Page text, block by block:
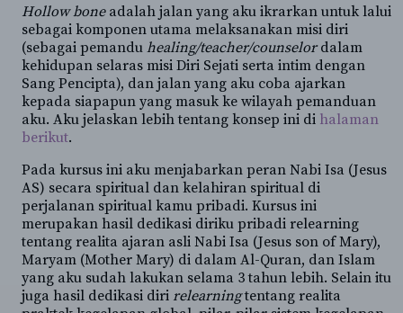
Hollow boneadalah jalan yang aku ikrarkan untuk lalui
sebagai komponen utama melaksanakan misi diri
(sebagai pemanduhealing/teacher/counselordalam
kehidupan selaras misi Diri Sejati serta intim dengan
Sang Pencipta), dan jalan yang aku coba ajarkan
kepada siapapun yang masuk ke wilayah pemanduan
aku. Aku jelaskan lebih tentang konsep ini di halaman
berikut.
Pada kursus ini aku menjabarkan peran Nabi Isa (Jesus
AS) secara spiritual dan kelahiran spiritual di
perjalanan spiritual kamu pribadi. Kursus ini
merupakan hasil dedikasi diriku pribadi relearning
tentang realita ajaran asli Nabi Isa (Jesus son of Mary),
Maryam (Mother Mary) di dalam Al-Quran, dan Islam
yang aku sudah lakukan selama 3 tahun lebih. Selain itu
juga hasil dedikasi diri relearningtentang realita